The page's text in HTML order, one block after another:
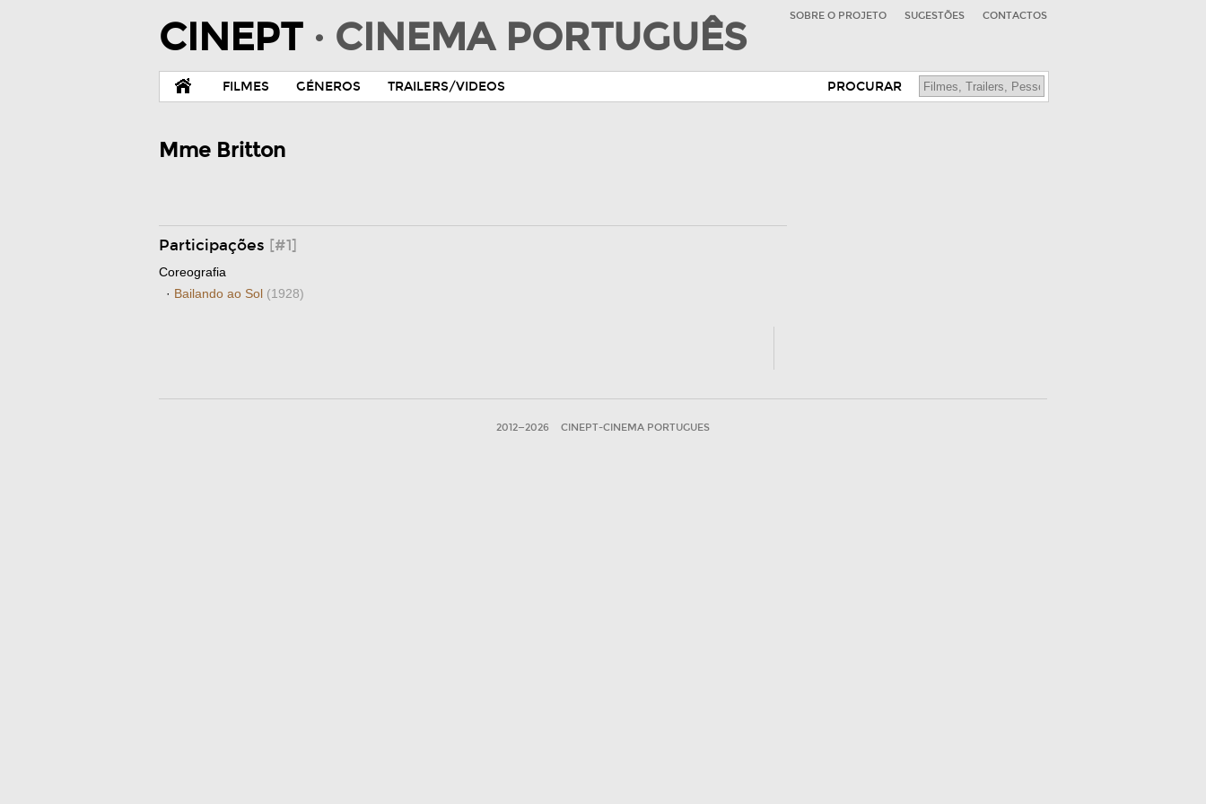
CINEPT · CINEMA PORTUGUÊS SOBRE O PROJETO SUGESTÕES CONTACTOS
FILMES GÉNEROS TRAILERS/VIDEOS PROCURAR
Mme Britton
Participações [#1]
Coreografia
· Bailando ao Sol (1928)
2012—2026 CINEPT-CINEMA PORTUGUES